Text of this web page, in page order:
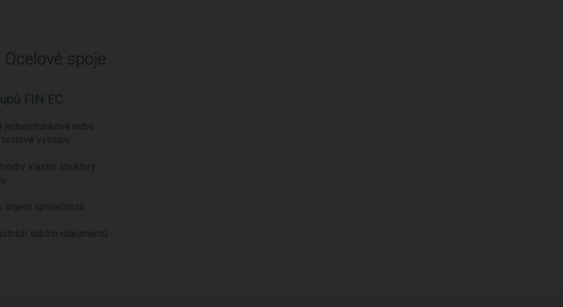
spoje
FIN EC
jednostránkové nebo
výstupy
vlastní struktury
logem společnosti
šablon dokumentů